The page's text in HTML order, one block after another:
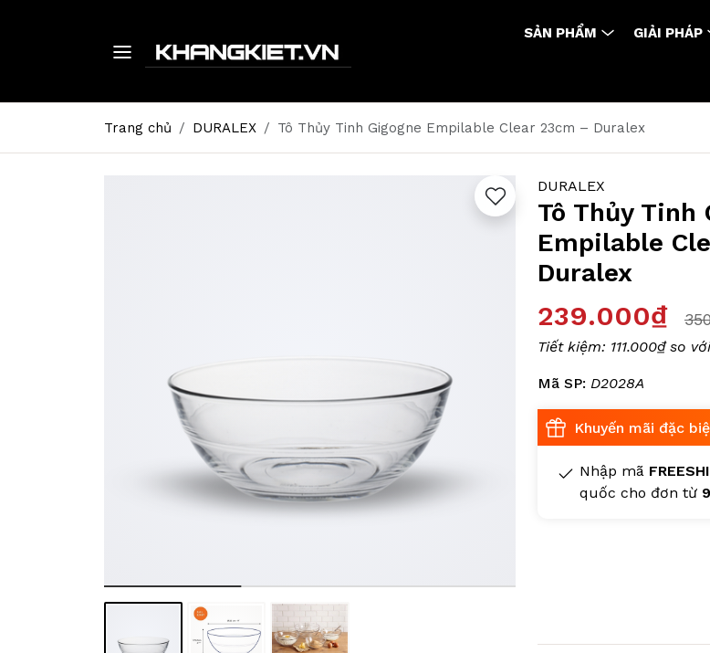
SẢN PHẨM GIẢI PHÁP
Trang chủ DURALEX Tô Thủy Tinh Gigogne Empilable Clear 23cm – Duralex
DURALEX
Tô Thủy Tinh
Empilable
Duralex
239.000₫
Tiết kiệm: 111.000₫so
Mã SP: D2028A
Khuyến mãi đặc
Nhập mã
quốc cho đơn từ